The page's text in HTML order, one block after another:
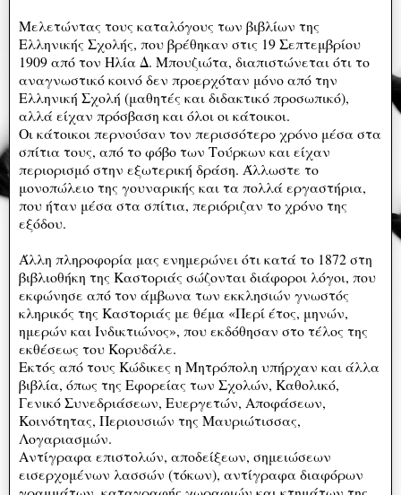
Μελετώντας τους καταλόγους των βιβλίων της
Ελληνικής Σχολής, που βρέθηκαν στις 19 Σεπτεμβρίου
1909 από τον Ηλία Δ. Μπουζιώτα, διαπιστώνεται ότι το
αναγνωστικό κοινό δεν προερχόταν μόνο από την
Ελληνική Σχολή (μαθητές και διδακτικό προσωπικό),
αλλά είχαν πρόσβαση και όλοι οι κάτοικοι.
Οι κάτοικοι περνούσαν τον περισσότερο χρόνο μέσα στα
σπίτια τους, από το φόβο των Τούρκων και είχαν
περιορισμό στην εξωτερική δράση. Άλλωστε το
μονοπώλειο της γουναρικής και τα πολλά εργαστήρια,
που ήταν μέσα στα σπίτια, περιόριζαν το χρόνο της
εξόδου.
Άλλη πληροφορία μας ενημερώνει ότι κατά το 1872 στη
βιβλιοθήκη της Καστοριάς σώζονται διάφοροι λόγοι, που
εκφώνησε από τον άμβωνα των εκκλησιών γνωστός
κληρικός της Καστοριάς με θέμα «Περί έτος, μηνών,
ημερών και Ινδικτιώνος», που εκδόθησαν στο τέλος της
εκθέσεως του Κορυδάλε.
Εκτός από τους Κώδικες η Μητρόπολη υπήρχαν και άλλα
βιβλία, όπως της Εφορείας των Σχολών, Καθολικό,
Γενικό Συνεδριάσεων, Ευεργετών, Αποφάσεων,
Κοινότητας, Περιουσιών της Μαυριώτισσας,
Λογαριασμών.
Αντίγραφα επιστολών, αποδείξεων, σημειώσεων
εισερχομένων λασσών (τόκων), αντίγραφα διαφόρων